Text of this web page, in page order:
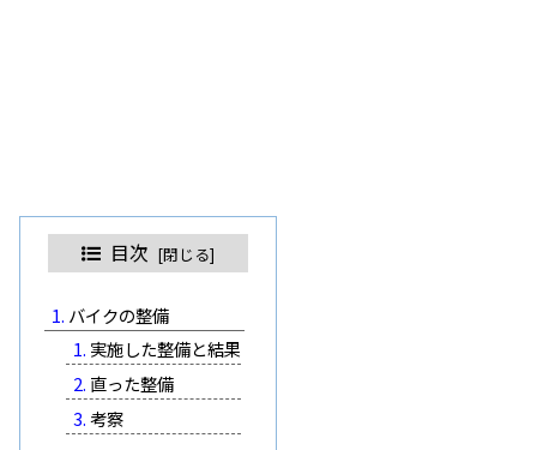
目次
バイクの整備
実施した整備と結果
直った整備
考察